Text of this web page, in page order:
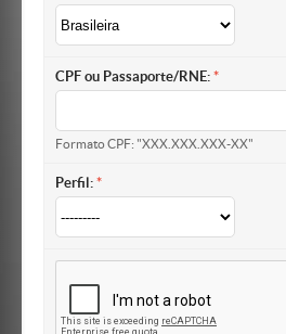
CPF ou Passaporte/RNE:
Formato CPF: "XXX.XXX.XXX-XX"
Perfil: